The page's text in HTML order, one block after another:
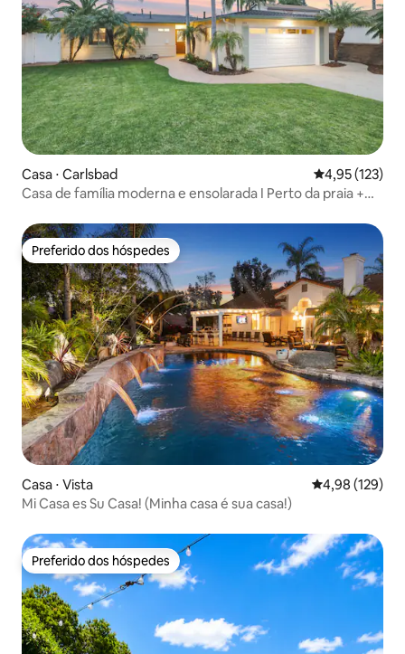
Casa ⋅ Carlsbad 4,95 de uma
4,95 (123)
Casa de família moderna e ensolarada I Perto da praia +
Preferido dos hóspedes
Preferido dos hóspedes
Casa ⋅ Vista 4,98 de uma
4,98 (129)
Mi Casa es Su Casa! (Minha casa é sua casa!)
Preferido dos hóspedes
Preferido dos hóspedes